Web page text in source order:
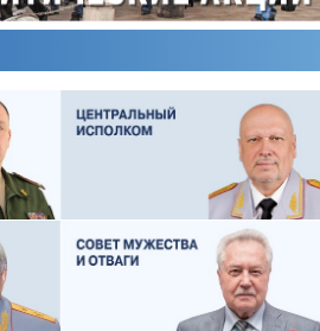
СЕРГЕЙ ХЛЕБЦЕВИЧ